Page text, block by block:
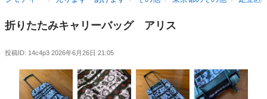
折りたたみキャリーバッグ アリス
投稿ID: 14c4p3 2026年6月26日 21:05